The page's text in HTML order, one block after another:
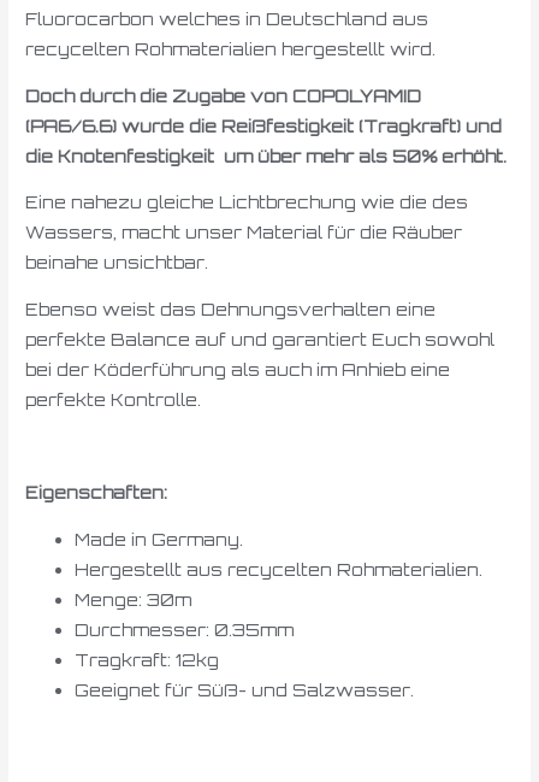
Fluorocarbon welches in Deutschland aus
recycelten Rohmaterialien hergestellt wird.
Doch durch die Zugabe von COPOLYAMID
(PA6/6.6) wurde die Reißfestigkeit (Tragkraft) und
die Knotenfestigkeit um über mehr als 50% erhöht.
Eine nahezu gleiche Lichtbrechung wie die des
Wassers, macht unser Material für die Räuber
beinahe unsichtbar.
Ebenso weist das Dehnungsverhalten eine
perfekte Balance auf und garantiert Euch sowohl
bei der Köderführung als auch im Anhieb eine
perfekte Kontrolle.
Eigenschaften:
Made in Germany.
Hergestellt aus recycelten Rohmaterialien.
Menge: 30m
Durchmesser: 0.35mm
Tragkraft: 12kg
Geeignet für Süß- und Salzwasser.